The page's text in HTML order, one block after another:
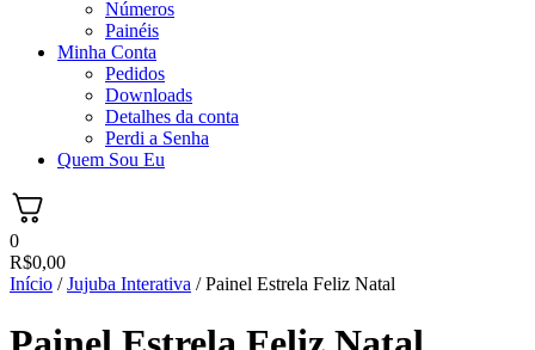
Números
Painéis
Minha Conta
Pedidos
Downloads
Detalhes da conta
Perdi a Senha
Quem Sou Eu
0
R$0,00
Início /Jujuba Interativa / Painel Estrela Feliz Natal